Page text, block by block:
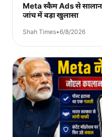
Meta स्कैम Ads से
जांच में बड़ा खुलासा
Shah Times•6/8/2026